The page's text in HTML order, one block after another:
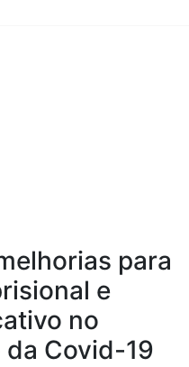
para
e
no
Covid-19